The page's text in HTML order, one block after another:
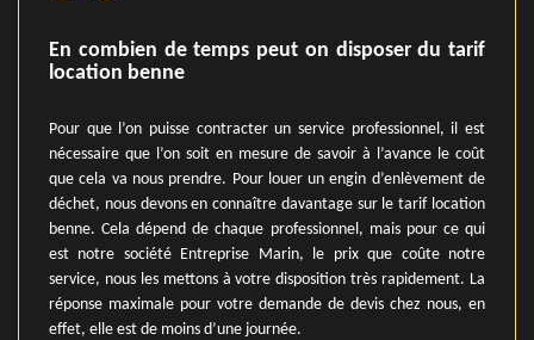
En combien de temps peut on disposer du tarif
location benne
Pour que l’on puisse contracter un service professionnel, il est
nécessaire que l’on soit en mesure de savoir à l’avance le coût
que cela va nous prendre. Pour louer un engin d’enlèvement de
déchet, nous devons en connaître davantage sur le tarif location
benne. Cela dépend de chaque professionnel, mais pour ce qui
est notre société Entreprise Marin, le prix que coûte notre
service, nous les mettons à votre disposition très rapidement. La
réponse maximale pour votre demande de devis chez nous, en
effet, elle est de moins d’une journée.